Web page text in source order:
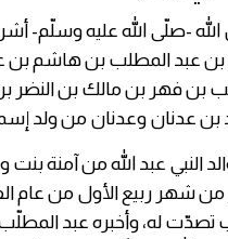
-صلّى الله عليه وسلّم-
بن عبد المطلب بن هاشم
بن فهر بن مالك بن النضر
بن عدنان وعدنان من ولد
النبي عبد الله من آمنة بنت
من شهر ربيع الأول من عام
تصدّت له، وأخبره عبد